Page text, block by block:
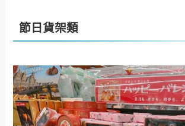
節日貨架類